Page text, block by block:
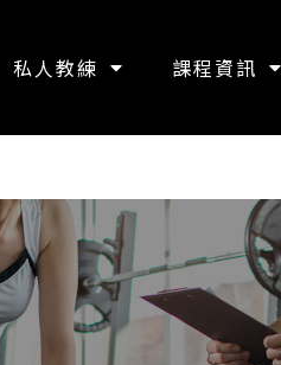
私人教練 課程資訊